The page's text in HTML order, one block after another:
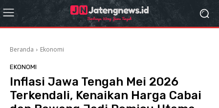
Beranda Ekonomi
EKONOMI
Inflasi Jawa Tengah Mei 2026
Terkendali, Kenaikan Harga Cabai